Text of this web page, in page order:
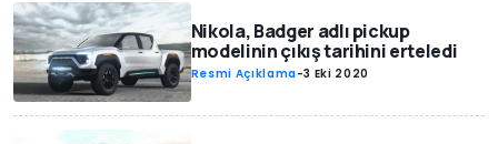
Nikola, Badger adlı pickup
modelinin çıkış tarihini erteledi
Resmi Açıklama-3 Eki 2020